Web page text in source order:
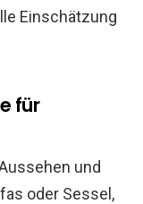
Einschätzung
für
und
oder Sessel,